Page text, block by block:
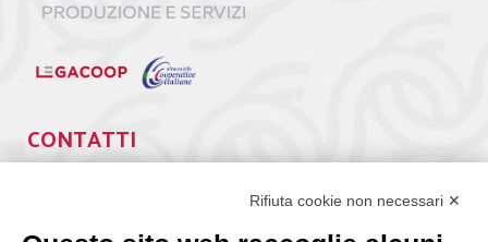
CONTATTI
Rifiuta cookie non necessari ✕